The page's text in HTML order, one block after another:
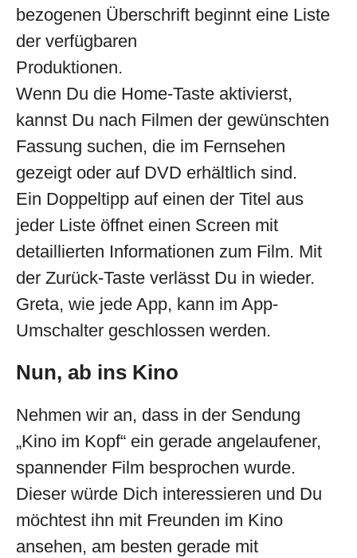
bezogenen Überschrift beginnt eine Liste
der verfügbaren
Produktionen.
Wenn Du die Home-Taste aktivierst,
kannst Du nach Filmen der gewünschten
Fassung suchen, die im Fernsehen
gezeigt oder auf DVD erhältlich sind.
Ein Doppeltipp auf einen der Titel aus
jeder Liste öffnet einen Screen mit
detaillierten Informationen zum Film. Mit
der Zurück-Taste verlässt Du in wieder.
Greta, wie jede App, kann im App-
Umschalter geschlossen werden.
Nun, ab ins Kino
Nehmen wir an, dass in der Sendung
„Kino im Kopf“ ein gerade angelaufener,
spannender Film besprochen wurde.
Dieser würde Dich interessieren und Du
möchtest ihn mit Freunden im Kino
ansehen, am besten gerade mit